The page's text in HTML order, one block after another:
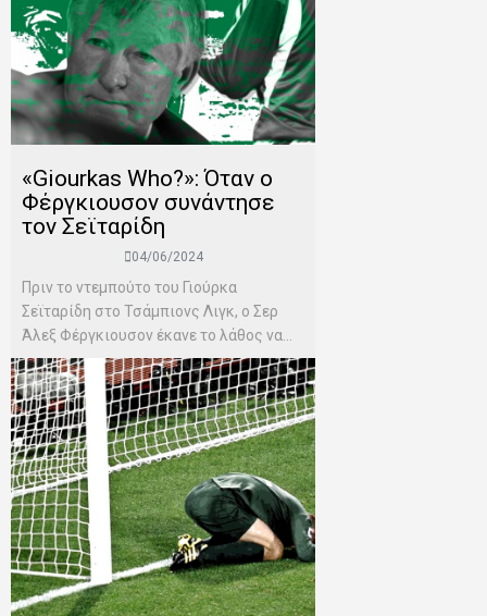
«Giourkas Who?»: Όταν ο
Φέργκιουσον συνάντησε
τον Σεϊταρίδη
04/06/2024
Πριν το ντεμπούτο του Γιούρκα
Σεϊταρίδη στο Τσάμπιονς Λιγκ, ο Σερ
Άλεξ Φέργκιουσον έκανε το λάθος να...